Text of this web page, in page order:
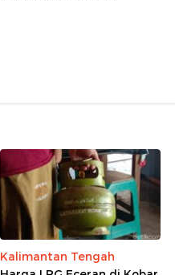
Kalimantan Tengah